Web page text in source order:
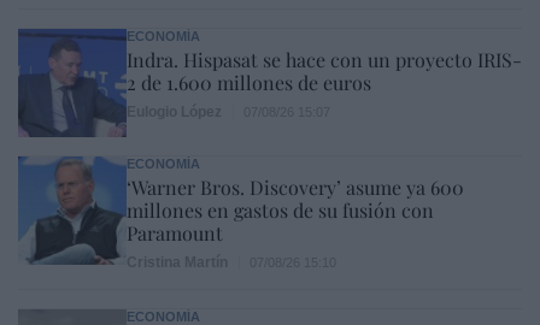
ECONOMÍA
Indra. Hispasat se hace con un proyecto IRIS-
2 de 1.600 millones de euros
ECONOMÍA
‘Warner Bros. Discovery’ asume ya 600
millones en gastos de su fusión con
Paramount
ECONOMÍA